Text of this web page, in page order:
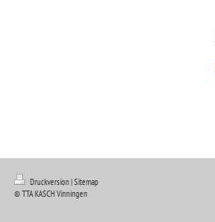
Druckversion|Sitemap
© TTA KASCH Vinningen